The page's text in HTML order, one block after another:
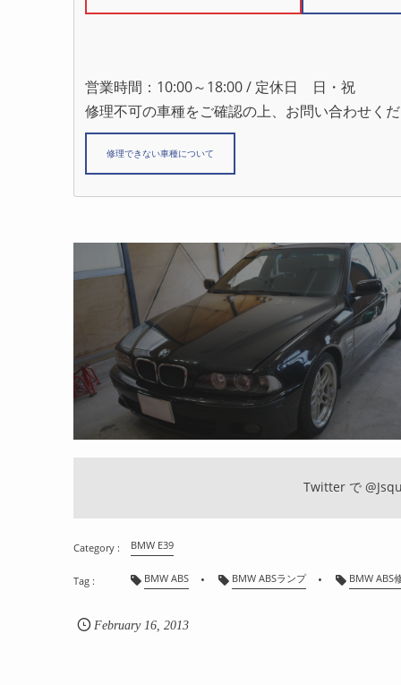
営業時間：10:00～18:00 / 定休日 日・祝
修理不可の車種をご確認の上、お問い合わせく
修理できない車種について
Twitter で
BMW E39
BMW ABS BMW ABSランプ BMW ABS
February 16 ,2013